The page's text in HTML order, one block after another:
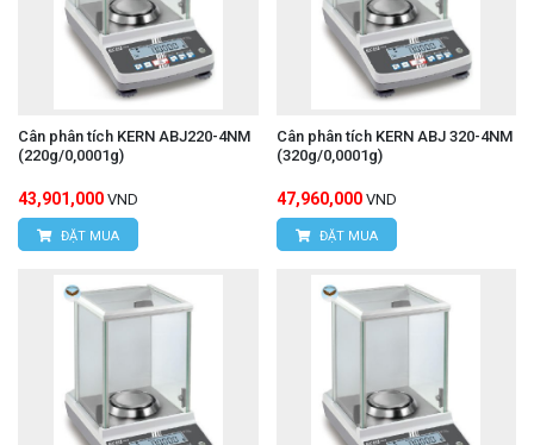
Cân phân tích KERN ABJ220-4NM
(220g/0,0001g)
43,901,000 VND
ĐẶT MUA
Cân phân tích KERN ABJ 320-4NM
(320g/0,0001g)
47,960,000 VND
ĐẶT MUA